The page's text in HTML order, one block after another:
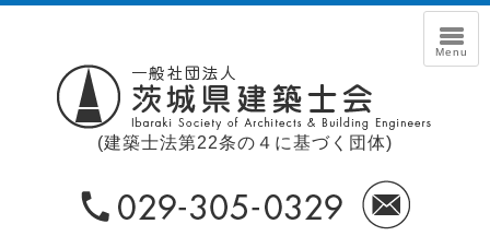
(建築士法第22条の４に基づく団体)